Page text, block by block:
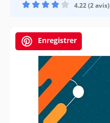
4.22 (2 avis)
Enregistrer